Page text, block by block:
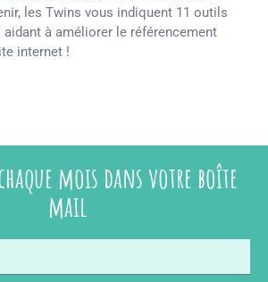
les Twins vous indiquent 11 outils
aidant à améliorer le référencement
internet !
mois dans votre boîte
mail